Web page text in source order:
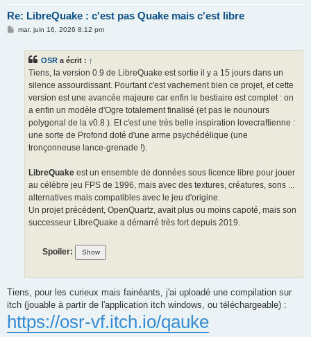
Re: LibreQuake : c'est pas Quake mais c'est libre
Mmar. juin 16, 2026 8:12 pm
OSR a écrit : ↑
Tiens, la version 0.9 de LibreQuake est sortie il y a 15 jours dans un
silence assourdissant. Pourtant c'est vachement bien ce projet, et cette
version est une avancée majeure car enfin le bestiaire est complet : on
a enfin un modèle d'Ogre totalement finalisé (et pas le nounours
polygonal de la v0.8 ). Et c'est une très belle inspiration lovecraftienne :
une sorte de Profond doté d'une arme psychédélique (une
tronçonneuse lance-grenade !).
LibreQuake est un ensemble de données sous licence libre pour jouer
au célèbre jeu FPS de 1996, mais avec des textures, créatures, sons ...
alternatives mais compatibles avec le jeu d'origine.
Un projet précédent, OpenQuartz, avait plus ou moins capoté, mais son
successeur LibreQuake a démarré très fort depuis 2019.
Spoiler:
Tiens, pour les curieux mais fainéants, j'ai uploadé une compilation sur
itch (jouable à partir de l'application itch windows, ou téléchargeable) :
https://osr-vf.itch.io/qauke